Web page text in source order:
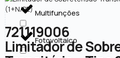
Multifunções
Fotovoltaico
721119006
Limitador de